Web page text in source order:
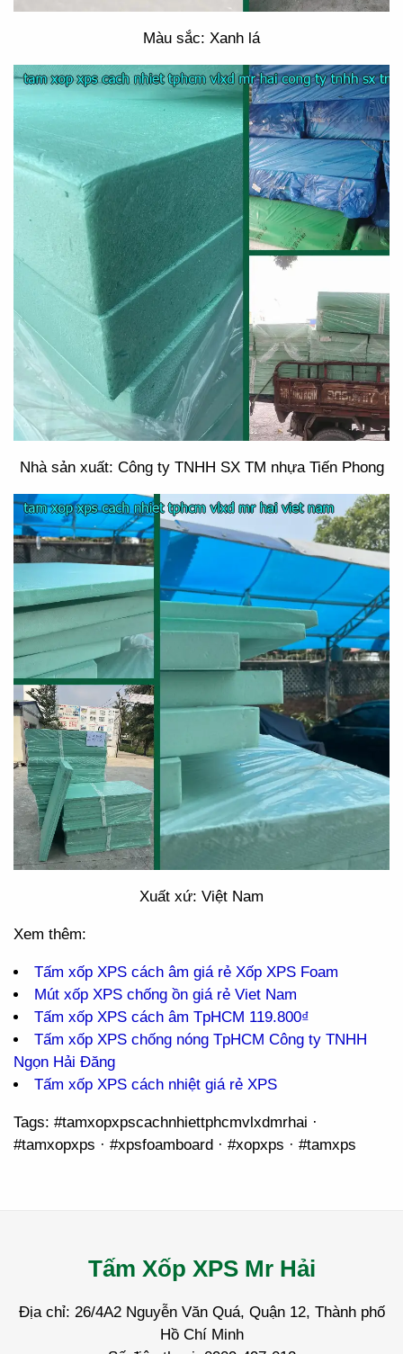
Màu sắc: Xanh lá
Nhà sản xuất: Công ty TNHH SX TM nhựa Tiến Phong
Xuất xứ: Việt Nam
Xem thêm:
Tấm xốp XPS cách âm giá rẻ Xốp XPS Foam
Mút xốp XPS chống ồn giá rẻ Viet Nam
Tấm xốp XPS cách âm TpHCM 119.800₫
Tấm xốp XPS chống nóng TpHCM Công ty TNHH
Ngọn Hải Đăng
Tấm xốp XPS cách nhiệt giá rẻ XPS
Tags: #tamxopxpscachnhiettphcmvlxdmrhai ·
#tamxopxps · #xpsfoamboard · #xopxps · #tamxps
Tấm Xốp XPS Mr Hải
Địa chỉ: 26/4A2 Nguyễn Văn Quá, Quận 12, Thành phố
Hồ Chí Minh